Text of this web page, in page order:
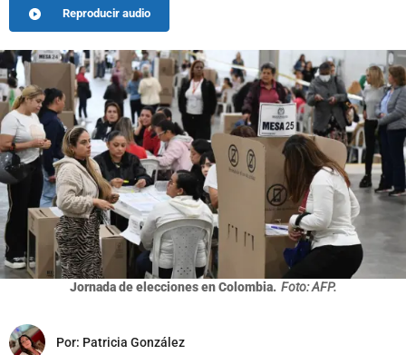
Reproducir audio
Jornada de elecciones en Colombia. Foto: AFP.
Por: Patricia González